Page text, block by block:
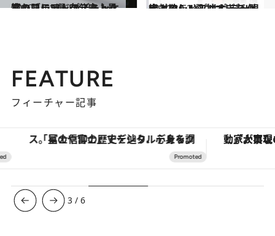
2020.10.15
憧れブランドのスキンケアコフレ5選 自分史上最高の肌にアップデート！
ビューティ＆ヘルス 2020.10.2
絶対欲しい！ ホリデー限定コフレ4選 甘すぎない大人のシンプルポーチ付き
ビューティ＆ヘルス
FEATURE
フィーチャー記事
「星のや富士」でデジタルデトックス。冨士信仰の歴史を辿り、心身を調える。
3 /6